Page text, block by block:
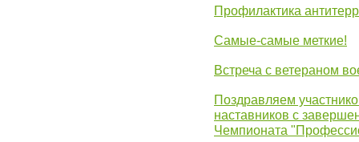
Профилактика
Самые-самые меткие!
Встреча с ветераном
Поздравляем
наставников с
Чемпионата